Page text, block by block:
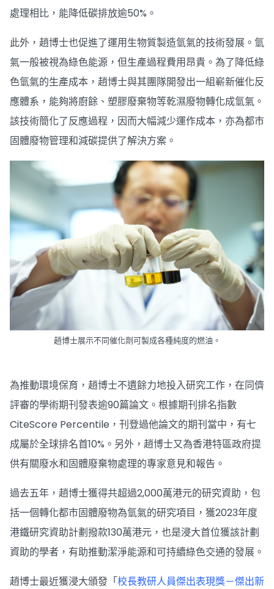
處理相比，能降低碳排放逾50%。
此外，趙博士也促進了運用生物質製造氫氣的技術發展。氫
氣一般被視為綠色能源，但生產過程費用昂貴。為了降低綠
色氫氣的生產成本，趙博士與其團隊開發出一組嶄新催化反
應體系，能夠將廚餘、塑膠廢棄物等乾濕廢物轉化成氫氣。
該技術簡化了反應過程，因而大幅減少運作成本，亦為都市
固體廢物管理和減碳提供了解決方案。
趙博士展示不同催化劑可製成各種純度的燃油。
為推動環境保育，趙博士不遺餘力地投入研究工作，在同儕
評審的學術期刊發表逾90篇論文。根據期刊排名指數
CiteScore Percentile，刊登過他論文的期刊當中，有七
成屬於全球排名首10%。另外，趙博士又為香港特區政府提
供有關廢水和固體廢棄物處理的專家意見和報告。
過去五年，趙博士獲得共超過2,000萬港元的研究資助，包
括一個轉化都市固體廢物為氫氣的研究項目，獲2023年度
港鐵研究資助計劃撥款130萬港元，也是浸大首位獲該計劃
資助的學者，有助推動潔淨能源和可持續綠色交通的發展。
趙博士最近獲浸大頒發「校長教研人員傑出表現獎－傑出新